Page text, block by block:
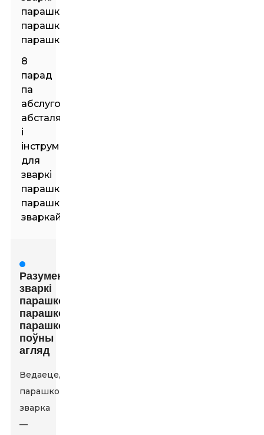
парашковай
парашковай
парашком
8
парад
па
абслугоўванні
абсталявання
і
інструментаў
для
зваркі
парашковай
парашковай
зваркай
Разуменне
зваркі
парашковай
парашковай
парашком:
поўны
агляд
Ведаеце,
парашковая
зварка
—